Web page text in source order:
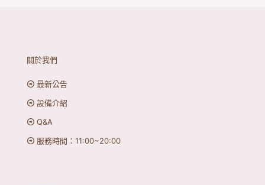
關於我們
最新公告
設備介紹
Q&A
服務時間：11:00~20:00